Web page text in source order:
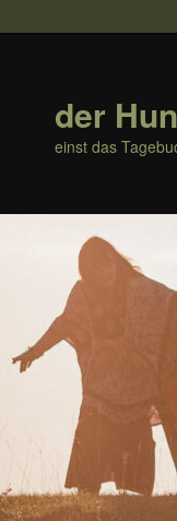
der
einst das